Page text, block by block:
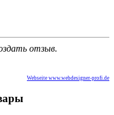
отзыв.
Webseite www.webdesigner-profi.de